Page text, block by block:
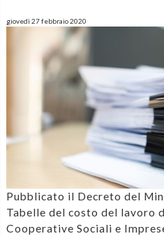
giovedì 27 febbraio 2020
Pubblicato il Decreto del
Tabelle del costo del lavoro
Cooperative Sociali e